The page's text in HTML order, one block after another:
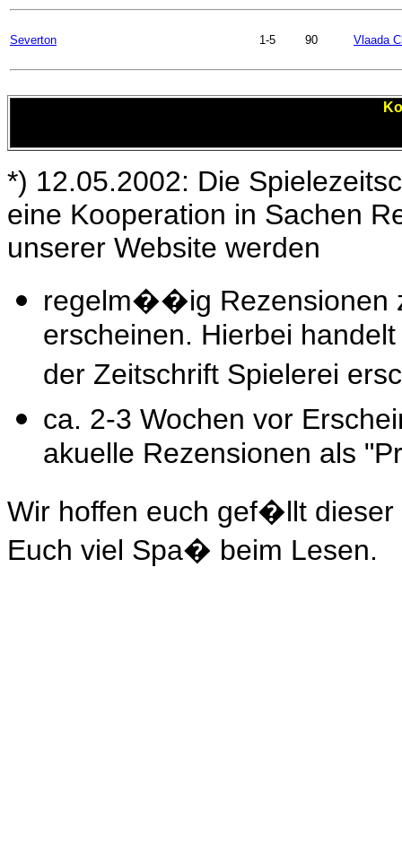
Severton 1-5 90 Vlaada
*) 12.05.2002: Die
eine Kooperation in Sachen
unserer Website werden
regelm��ig Rezensionen
erscheinen. Hierbei
der Zeitschrift Spielerei
ca. 2-3 Wochen vor
akuelle Rezensionen als
Wir hoffen euch gef�llt
Euch viel Spa� beim Lesen.